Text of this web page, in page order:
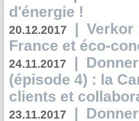
d'énergie !
20.12.2017 | Verkor
France et éco-
24.11.2017 |
(épisode 4) : la
clients et
23.11.2017 |